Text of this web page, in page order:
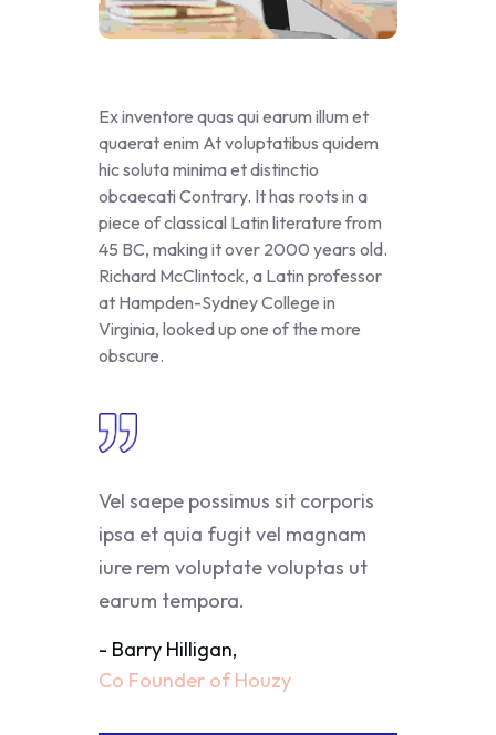
Ex inventore quas qui earum illum et
quaerat enim At voluptatibus quidem
hic soluta minima et distinctio
obcaecati Contrary. It has roots in a
piece of classical Latin literature from
45 BC, making it over 2000 years old.
Richard McClintock, a Latin professor
at Hampden-Sydney College in
Virginia, looked up one of the more
obscure.
Vel saepe possimus sit corporis
ipsa et quia fugit vel magnam
iure rem voluptate voluptas ut
earum tempora.
- Barry Hilligan,
Co Founder of Houzy